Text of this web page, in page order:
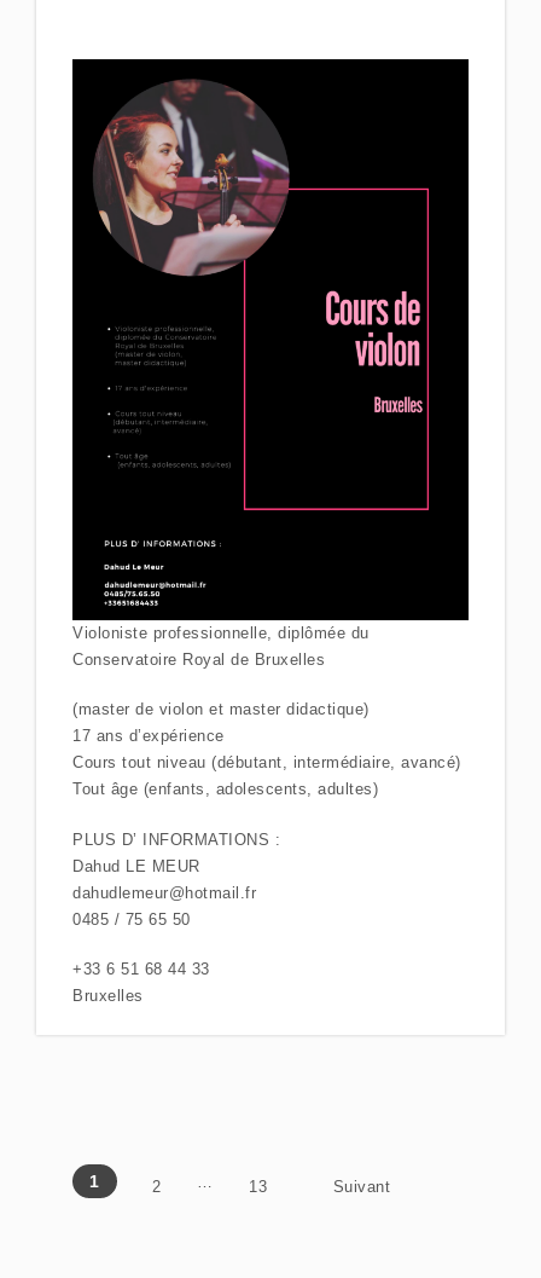
Violoniste professionnelle, diplômée du
Conservatoire Royal de Bruxelles
(master de violon et master didactique)
17 ans d’expérience
Cours tout niveau (débutant, intermédiaire, avancé)
Tout âge (enfants, adolescents, adultes)
PLUS D’ INFORMATIONS :
Dahud LE MEUR
dahudlemeur@hotmail.fr
0485 / 75 65 50
+33 6 51 68 44 33
Bruxelles
Posts pagination
1 2 13 Suivant